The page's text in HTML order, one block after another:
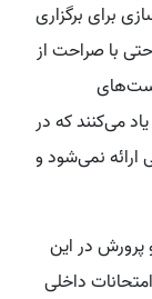
برای برگزاری
با صراحت از
می‌کنند که در
نمی‌شود و
در این
داخلی